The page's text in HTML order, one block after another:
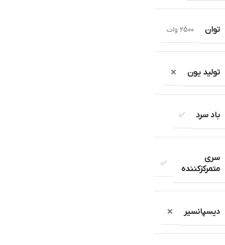
توان 2500 وات
تولید یون ❌
باد سرد ✅
سری
متمرکزکننده
✅
دیسپانسیر ❌